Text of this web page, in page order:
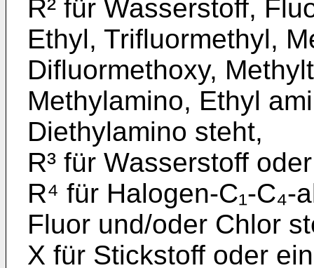
R² für Wasserstoff,
Ethyl, Trifluormethyl,
Difluormethoxy,
Methylamino, Ethyl­
Diethylamino steht,
R³ für Wasserstoff
R⁴ für Halogen-C₁-
Fluor und/oder Chlor
X für Stickstoff oder